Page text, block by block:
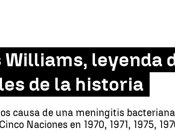
Williams, leyenda
de la historia
causa de una meningitis
Naciones en 1970, 1971, 1975,